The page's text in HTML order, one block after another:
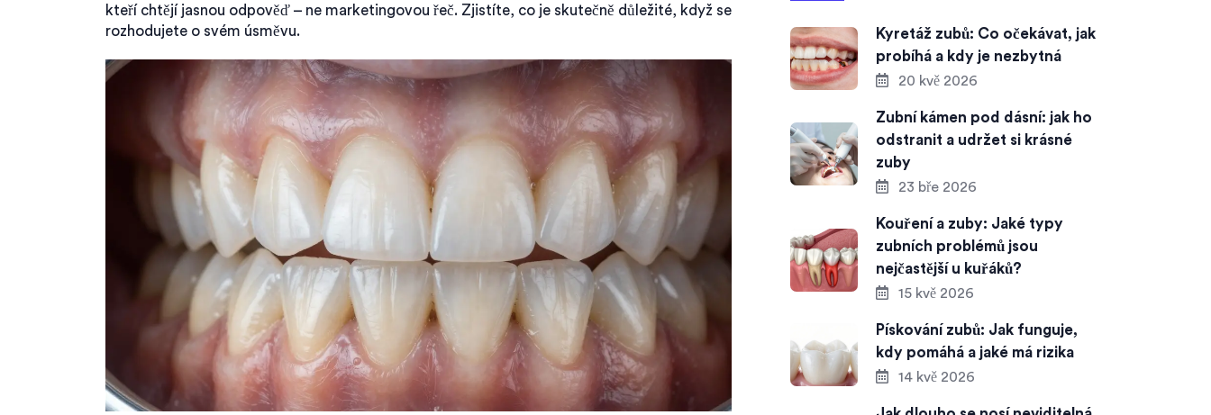
kteří chtějí jasnou odpověď – ne marketingovou řeč. Zjistíte, co je skutečně důležité, když se
rozhodujete o svém úsměvu.
Kyretáž zubů: Co očekávat, jak
probíhá a kdy je nezbytná
20 kvě 2026
Zubní kámen pod dásní: jak ho
odstranit a udržet si krásné
zuby
23 bře 2026
Kouření a zuby: Jaké typy
zubních problémů jsou
nejčastější u kuřáků?
15 kvě 2026
Pískování zubů: Jak funguje,
kdy pomáhá a jaké má rizika
14 kvě 2026